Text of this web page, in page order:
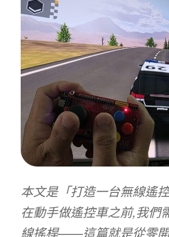
本文是「打造一台無線遙
在動手做遙控車之前,我們
線搖桿——這篇就是從零